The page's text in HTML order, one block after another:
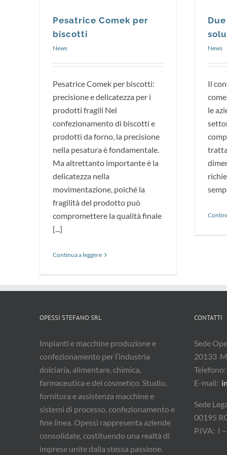
Pesatrice Comek per
biscotti
News
Pesatrice Comek per biscotti:
precisione e delicatezza per i
prodotti fragili Nel
confezionamento di biscotti e
prodotti da forno, la precisione
nella pesatura è fondamentale.
Ma altrettanto importante è la
delicatezza nella
movimentazione, poiché la
fragilità del prodotto può
compromettere la qualità finale
[...]
Continua a leggere
News
Il
le
OPESSI STEFANO SRL
Impianti e macchine produzione e
confezionamento per l’industria
dolciaria, alimentare, chimica,
farmaceutica e del cosmetico. Studio,
fornitura e assistenza macchine e
sistemi di processo, confezionamento e
fine linea. Opessi rappresenta aziende
consolidate, costituendo una realtà di
imprese unite dalla stessa passione.
CONTATTI
Sede
20133
Telefono:
E-mail:
Sede
00195
P.IVA: I